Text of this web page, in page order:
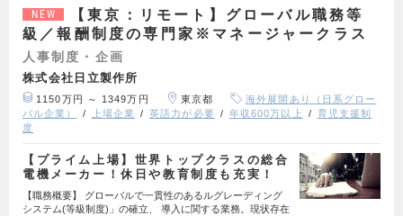
NEW
【東京：リモート】グローバル職務等
級／報酬制度の専門家※マネージャークラス
人事制度・企画
株式会社日立製作所
1150万円 ～ 1349万円 東京都
海外展開あり（日系グロー
バル企業）
上場企業 英語力が必要 年収600万以上
育児支援制
度
【プライム上場】世界トップクラスの総合
電機メーカー！休日や教育制度も充実！
【職務概要】 グローバルで一貫性のあるルグレーディング
システム(等級制度)」の確立、 導入に関する業務。現状存在